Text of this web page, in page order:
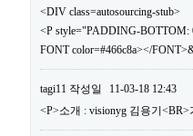
<DIV class=autosourcing-stub>
<P style="PADDING-
FONT color=#466c8a></
tagi11 작성일
11-03-18 12:43
<P>소개 : visionyg 김용기